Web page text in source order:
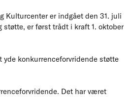
Kulturcenter er indgået den 31. juli
er først trådt i kraft 1. oktober
konkurrenceforvridende støtte
Det har været